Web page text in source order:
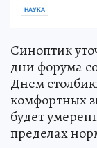
НАУКА
Синоптик
дни форума
Днем
комфортных
будет
пределах